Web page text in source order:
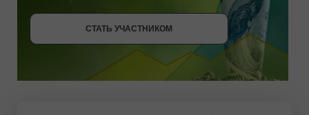
СТАТЬ УЧАСТНИКОМ
СТАТЬ УЧАСТНИКОМ
ПОЛУЧИТЬ БОНУС